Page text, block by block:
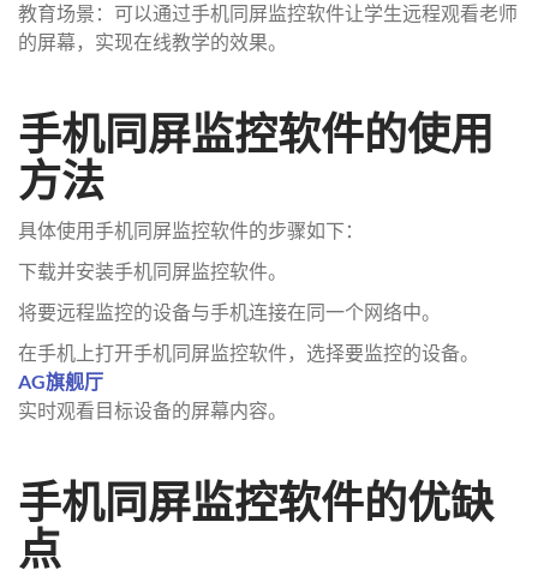
教育场景：可以通过手机同屏监控软件让学生远程观看老师
的屏幕，实现在线教学的效果。
手机同屏监控软件的使用
方法
具体使用手机同屏监控软件的步骤如下：
下载并安装手机同屏监控软件。
将要远程监控的设备与手机连接在同一个网络中。
在手机上打开手机同屏监控软件，选择要监控的设备。
AG旗舰厅
实时观看目标设备的屏幕内容。
手机同屏监控软件的优缺
点